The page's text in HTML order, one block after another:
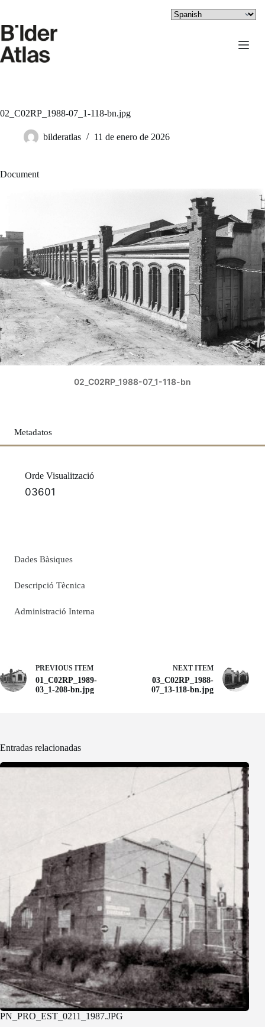
contenido
02_C02RP_1988-07_1-118-bn.jpg
bilderatlas 11 de enero de 2026
Document
02_C02RP_1988-07_1-118-bn
Metadatos
Orde Visualització
03601
Dades Bàsiques
Descripció Tècnica
Administració Interna
PREVIOUS ITEM
01_C02RP_1989-
03_1-208-bn.jpg
NEXT ITEM
03_C02RP_1988-
07_13-118-bn.jpg
Entradas relacionadas
PN_PRO_EST_0211_1987.JPG